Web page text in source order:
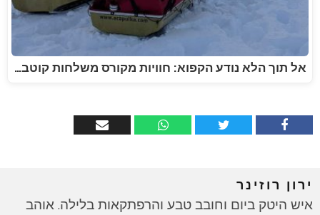
אל תוך הלא נודע הקפוא: חוויות מקורס משלחות קוטב…
ירון רוזינר
איש היטק ביום וחובב טבע והרפתקאות בלילה. אוהב